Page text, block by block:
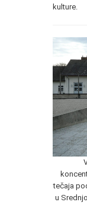
kulture.
tečaja
u